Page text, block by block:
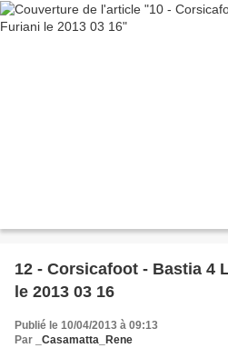
12 - Corsicafoot - Bastia 4
le 2013 03 16
Publié le 10/04/2013 à 09:13
Par
_Casamatta_Rene